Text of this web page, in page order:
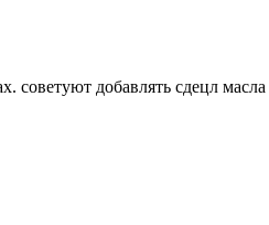
советуют добавлять сдецл